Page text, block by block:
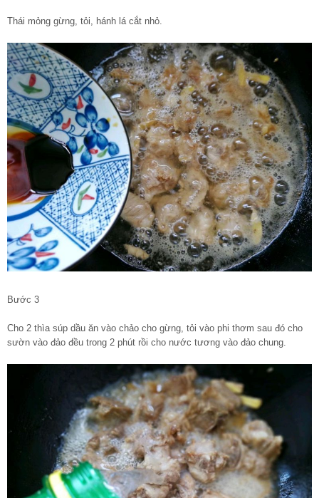
Thái mỏng gừng, tỏi, hánh lá cắt nhỏ.
Bước 3
Cho 2 thìa súp dầu ăn vào chảo cho gừng, tỏi vào phi thơm sau đó cho
sườn vào đảo đều trong 2 phút rồi cho nước tương vào đảo chung.